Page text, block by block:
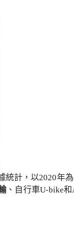
統計，以2020年
、自行車U-bike